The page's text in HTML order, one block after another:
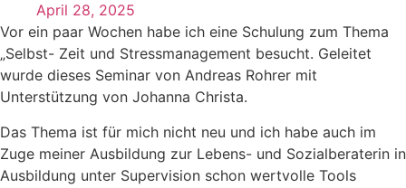
April 28, 2025
Vor ein paar Wochen habe ich eine Schulung zum Thema
„Selbst- Zeit und Stressmanagement besucht. Geleitet
wurde dieses Seminar von Andreas Rohrer mit
Unterstützung von Johanna Christa.
Das Thema ist für mich nicht neu und ich habe auch im
Zuge meiner Ausbildung zur Lebens- und Sozialberaterin in
Ausbildung unter Supervision schon wertvolle Tools